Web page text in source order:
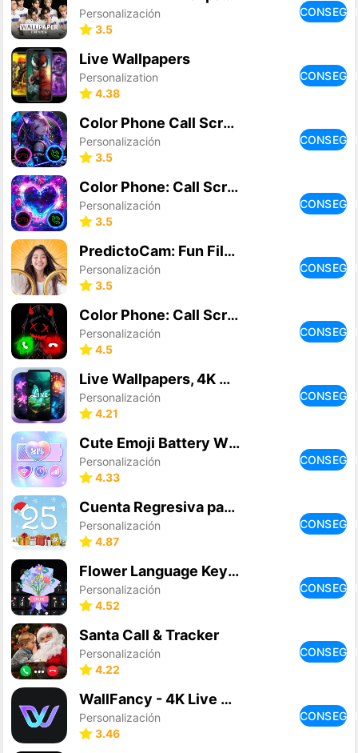
Personalización
3.5
Live Wallpapers
Personalization
4.38
Color Phone Call Screen Themes
Personalización
3.5
Color Phone: Call Screen Theme
Personalización
3.5
PredictoCam: Fun Filter Game
Personalización
3.5
Color Phone: Call Screen Theme
Personalización
4.5
Live Wallpapers, 4K Wallpapers
Personalización
4.21
Cute Emoji Battery Widget
Personalización
4.33
Cuenta Regresiva para Navidad
Personalización
4.87
Flower Language Keyboard
Personalización
4.52
Santa Call & Tracker
Personalización
4.22
WallFancy - 4K Live Wallpaper
Personalización
3.46